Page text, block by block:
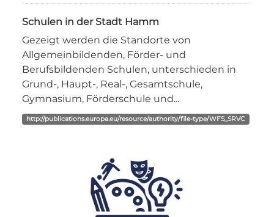
Schulen in der Stadt Hamm
Gezeigt werden die Standorte von
Allgemeinbildenden, Förder- und
Berufsbildenden Schulen, unterschieden in
Grund-, Haupt-, Real-, Gesamtschule,
Gymnasium, Förderschule und...
http://publications.europa.eu/resource/authority/file-type/WFS_SRVC